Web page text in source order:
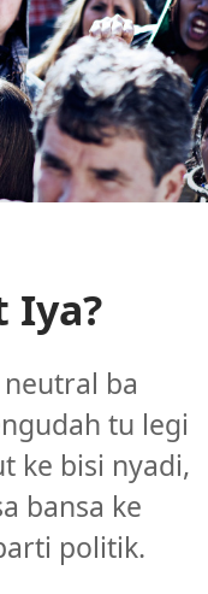
Iya?
ba
tu legi
ke bisi nyadi,
bansa ke
politik.